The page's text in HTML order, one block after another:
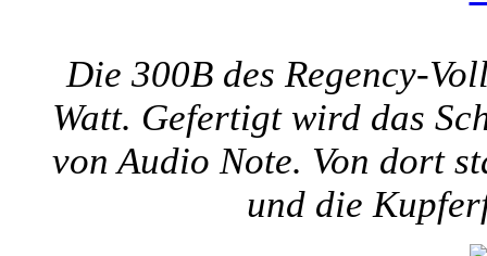
Die 300B des Regency-
Watt. Gefertigt wird das
von Audio Note. Von dort
und die